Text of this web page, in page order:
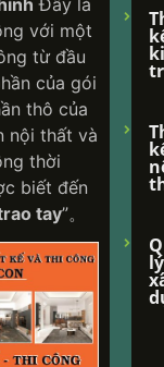
với một
từ đầu
của gói
thô của
nội thất và
thời
biết đến
tay”。
lý